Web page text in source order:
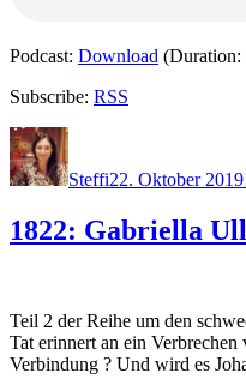
Podcast: Download
Subscribe: RSS
Autor
Steffi22. Oktober 2019
1822: Gabriella
Teil 2 der Reihe um den
Tat erinnert an ein
Verbindung ? Und wird es